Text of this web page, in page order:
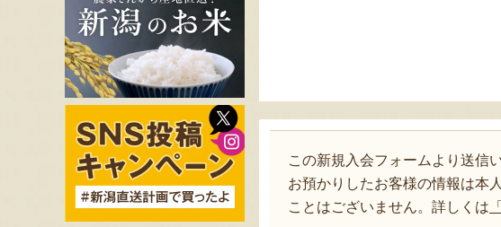
この新規入会フォームより送信
お預かりしたお客様の情報は本
ことはございません。詳しくは